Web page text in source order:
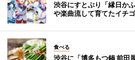
渋谷にすとぷり「縁日か
や楽曲流して育てたイチ
食べる
渋谷に「博多もつ鍋 前